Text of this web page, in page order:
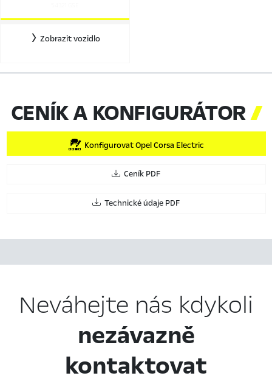
Zobrazit vozidlo
CENÍK A KONFIGURÁTOR
Konfigurovat Opel Corsa Electric
Ceník PDF
Technické údaje PDF
Neváhejte nás kdykoli
nezávazně
kontaktovat